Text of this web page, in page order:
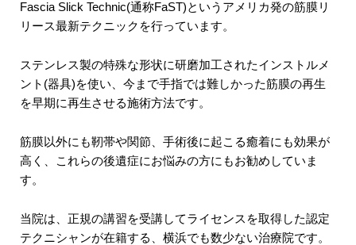
Fascia Slick Technic(通称FaST)というアメリカ発の筋膜リ
リース最新テクニックを行っています。
ステンレス製の特殊な形状に研磨加工されたインストルメ
ント(器具)を使い、今まで手指では難しかった筋膜の再生
を早期に再生させる施術方法です。
筋膜以外にも靭帯や関節、手術後に起こる癒着にも効果が
高く、これらの後遺症にお悩みの方にもお勧めしていま
す。
当院は、正規の講習を受講してライセンスを取得した認定
テクニシャンが在籍する、横浜でも数少ない治療院です。